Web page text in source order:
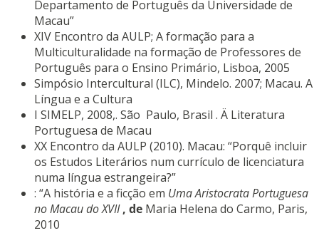
Departamento de Português da Universidade de
Macau”
XIV Encontro da AULP; A formação para a
Multiculturalidade na formação de Professores de
Português para o Ensino Primário, Lisboa, 2005
Simpósio Intercultural (ILC), Mindelo. 2007; Macau. A
Língua e a Cultura
I SIMELP, 2008,. São Paulo, Brasil . Ä Literatura
Portuguesa de Macau
XX Encontro da AULP (2010). Macau: “Porquê incluir
os Estudos Literários num currículo de licenciatura
numa língua estrangeira?”
: “A história e a ficção em Uma Aristocrata Portuguesa
no Macau do XVII, de Maria Helena do Carmo, Paris,
2010